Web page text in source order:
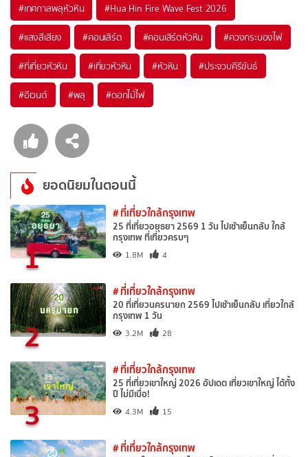
#เทศกาลพลุหัวหิน #Hua Hin Fire Wave Fest 2026
#แสงสีเสียง #คอนเสิร์ต #คอนเสิร์ตหัวหิน #ควงกระบองไฟ
#ที่เที่ยวหัวหิน #เที่ยวหัวหิน #หัวหิน #ประจวบคีรีขันธ์
#อีเวนต์ #พลุ #ดอกไม้ไฟ
ยอดนิยมในตอนนี้
1
# ที่เที่ยวใกล้กรุงเทพ
25 ที่เที่ยวอยุธยา 2569 1 วัน ไปเช้าเย็นกลับ ใกล้
กรุงเทพ ที่เที่ยวครบๆ
1.8M 4
2
# ที่เที่ยวใกล้กรุงเทพ
20 ที่เที่ยวนครนายก 2569 ไปเช้าเย็นกลับ เที่ยวใกล้
กรุงเทพ 1 วัน
3.2M 28
3
# ที่เที่ยวใกล้กรุงเทพ
25 ที่เที่ยวเขาใหญ่ 2026 อัปเดต เที่ยวเขาใหญ่ ได้ทั้ง
ปี ไม่มีเบื่อ!
4.3M 15
# ที่เที่ยวใกล้กรุงเทพ